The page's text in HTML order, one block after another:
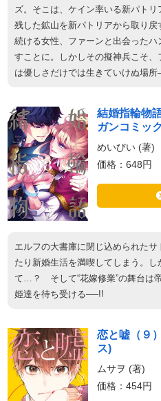
ズ。そこは、ケイン率いる新パト
残した鉱山を新パトリアから取り
続ける女性、ファーンと出会った
すことに。しかしその擬神兵こそ
は優しさだけでは生きていけぬ場所
結婚指輪物
ガンコミッ
めいびい (著)
価格：648円
エルフの大書庫に閉じ込められた
たり新婚生活を満喫してしまう。
て…？ そして“花嫁修業”の舞台は
姫達を待ち受ける──!!
恋と嘘（９
ス)
ムサヲ (著)
価格：454円